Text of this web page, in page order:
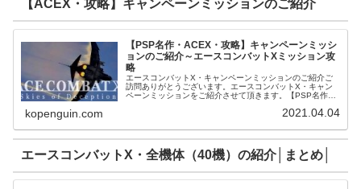
【ACEX・攻略】キャンペーンミッションのご紹介
【PSP名作・ACEX・攻略】キャンペーンミッシ
ョンのご紹介～エースコンバットXミッション攻
略
エースコンバットX・キャンペーンミッションのご紹介ご
訪問ありがとうございます。エースコンバットX・キャン
ペーンミッションをご紹介させて頂きます。【PSP名作・
kopenguin.com 2021.04.04
エースコンバットX・全機体（40機）の紹介│まとめ│